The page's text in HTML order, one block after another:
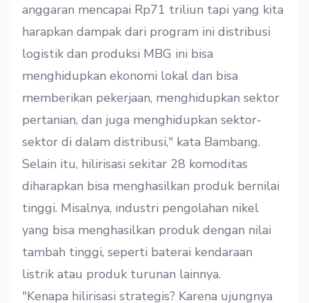
anggaran mencapai Rp71 triliun tapi yang kita
harapkan dampak dari program ini distribusi
logistik dan produksi MBG ini bisa
menghidupkan ekonomi lokal dan bisa
memberikan pekerjaan, menghidupkan sektor
pertanian, dan juga menghidupkan sektor-
sektor di dalam distribusi," kata Bambang.
Selain itu, hilirisasi sekitar 28 komoditas
diharapkan bisa menghasilkan produk bernilai
tinggi. Misalnya, industri pengolahan nikel
yang bisa menghasilkan produk dengan nilai
tambah tinggi, seperti baterai kendaraan
listrik atau produk turunan lainnya.
"Kenapa hilirisasi strategis? Karena ujungnya